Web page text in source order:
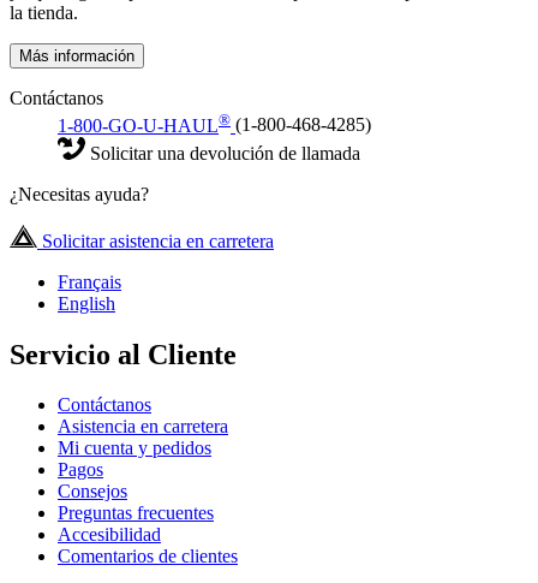
la tienda.
Más información
Contáctanos
1-800-GO-U-HAUL® (1-800-468-4285)
Solicitar una devolución de llamada
¿Necesitas ayuda?
Solicitar asistencia en carretera
Français
English
Servicio al Cliente
Contáctanos
Asistencia en carretera
Mi cuenta y pedidos
Pagos
Consejos
Preguntas frecuentes
Accesibilidad
Comentarios de clientes